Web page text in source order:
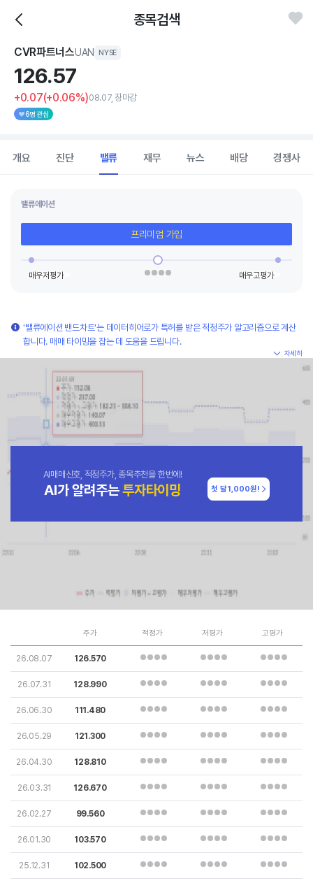
종목검색
CVR파트너스UAN NYSE
126.57
+0.07(+0.06%)08.07, 장마감
6명 관심
개요 진단 밸류 재무 뉴스 배당 경쟁사
밸류에이션
프리미엄 가입
'밸류에이션 밴드차트'는 데이터히어로가 특허를 받은 적정주가 알고리즘으로 계산
합니다. 매매 타이밍을 잡는 데 도움을 드립니다.
자세히
AI매매신호, 적정주가, 종목추천을 한번에!
AI가 알려주는투자타이밍 첫 달1,000원!
주가 적정가 저평가 고평가
26.08.07 126.570
26.07.31 128.990
26.06.30 111.480
26.05.29 121.300
26.04.30 128.810
26.03.31 126.670
26.02.27 99.560
26.01.30 103.570
25.12.31 102.500